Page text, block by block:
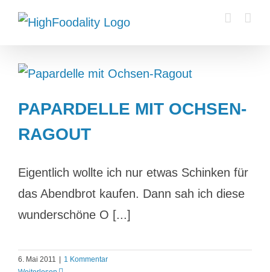
Zum
Inhalt
PAPARDELLE MIT OCHSEN-
RAGOUT
Eigentlich wollte ich nur etwas Schinken für
das Abendbrot kaufen. Dann sah ich diese
wunderschöne O [...]
6. Mai 2011
1 Kommentar